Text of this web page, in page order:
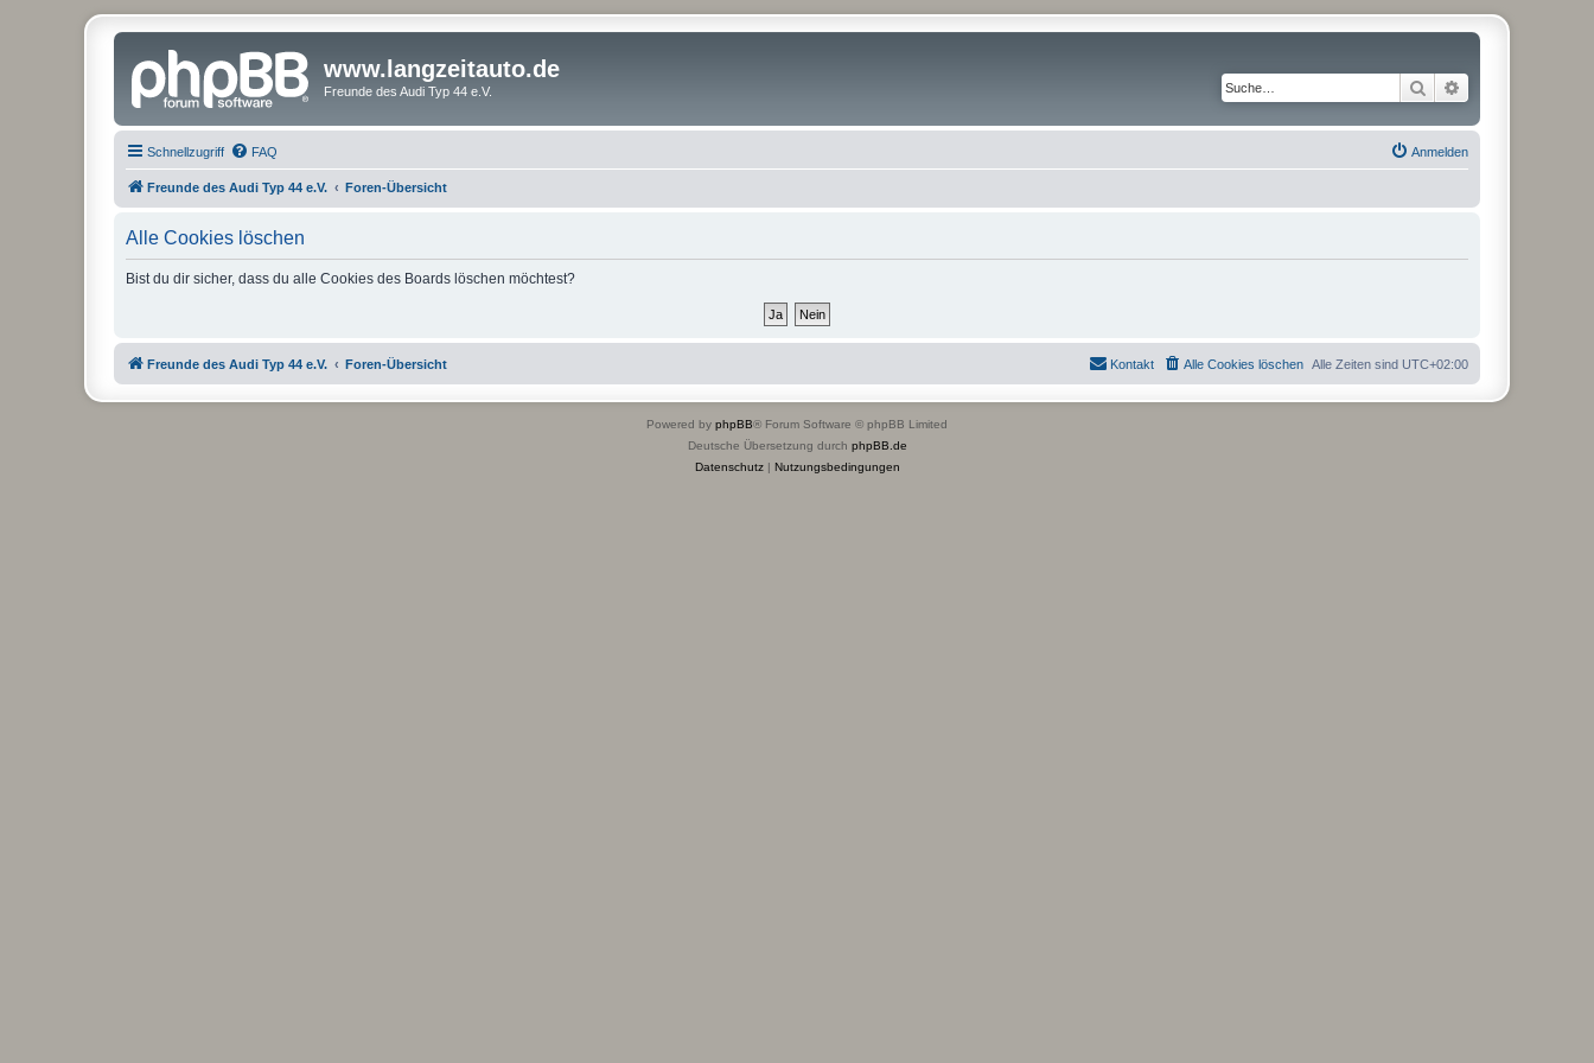
www.langzeitauto.de
Freunde des Audi Typ 44 e.V. Suche
Schnellzugriff FAQ Anmelden
Freunde des Audi Typ 44 e.V. Foren-Übersicht
Alle Cookies löschen
Bist du dir sicher, dass du alle Cookies des Boards löschen möchtest?
Freunde des Audi Typ 44 e.V. Foren-Übersicht Alle Zeiten sind UTC+02:00
Alle Cookies löschen
Kontakt
Powered by phpBB® Forum Software © phpBB Limited
Deutsche Übersetzung durch phpBB.de
Datenschutz| Nutzungsbedingungen